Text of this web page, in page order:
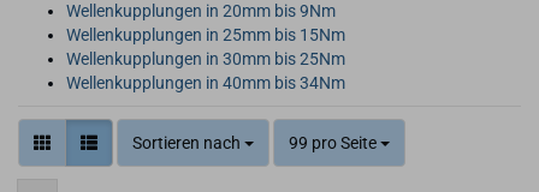
Wellenkupplungen in 20mm bis 9Nm
Wellenkupplungen in 25mm bis 15Nm
Wellenkupplungen in 30mm bis 25Nm
Wellenkupplungen in 40mm bis 34Nm
Sortieren nach 99 pro Seite